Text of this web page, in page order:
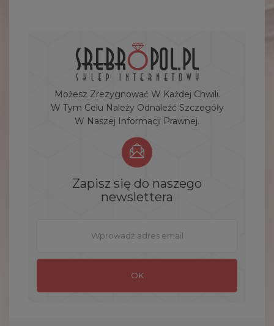
Możesz Zrezygnować W Każdej Chwili.
W Tym Celu Należy Odnaleźć Szczegóły
W Naszej Informacji Prawnej.
Zapisz się do naszego
newslettera